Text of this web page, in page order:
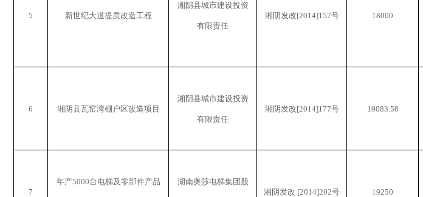
5 新世纪大道提质改造工程
湘阴县城市建设投资
有限责任
湘阴发改[2014]157号 18000
6 湘阴县瓦窑湾棚户区改造项目
湘阴县城市建设投资
有限责任
湘阴发改[2014]177号 19083.58
7
年产5000台电梯及零部件产品 湖南奥莎电梯集团股
湘阴发改 [2014]202号 19250